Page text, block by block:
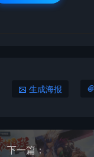
生成海报
下一篇：